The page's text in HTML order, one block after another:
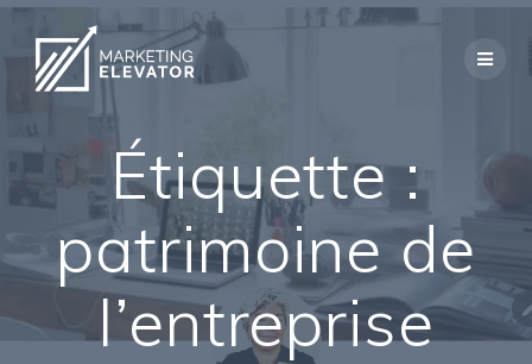
Étiquette :
patrimoine de
l’entreprise